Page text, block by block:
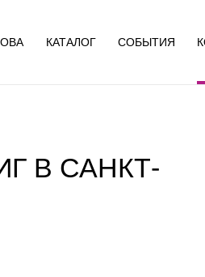
КАТАЛОГ СОБЫТИЯ
В САНКТ-